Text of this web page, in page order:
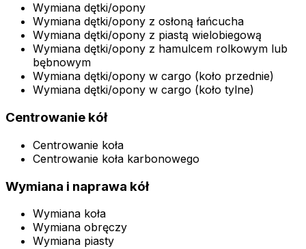
Wymiana dętki/opony
Wymiana dętki/opony z osłoną łańcucha
Wymiana dętki/opony z piastą wielobiegową
Wymiana dętki/opony z hamulcem rolkowym lub
bębnowym
Wymiana dętki/opony w cargo (koło przednie)
Wymiana dętki/opony w cargo (koło tylne)
Centrowanie kół
Centrowanie koła
Centrowanie koła karbonowego
Wymiana i naprawa kół
Wymiana koła
Wymiana obręczy
Wymiana piasty